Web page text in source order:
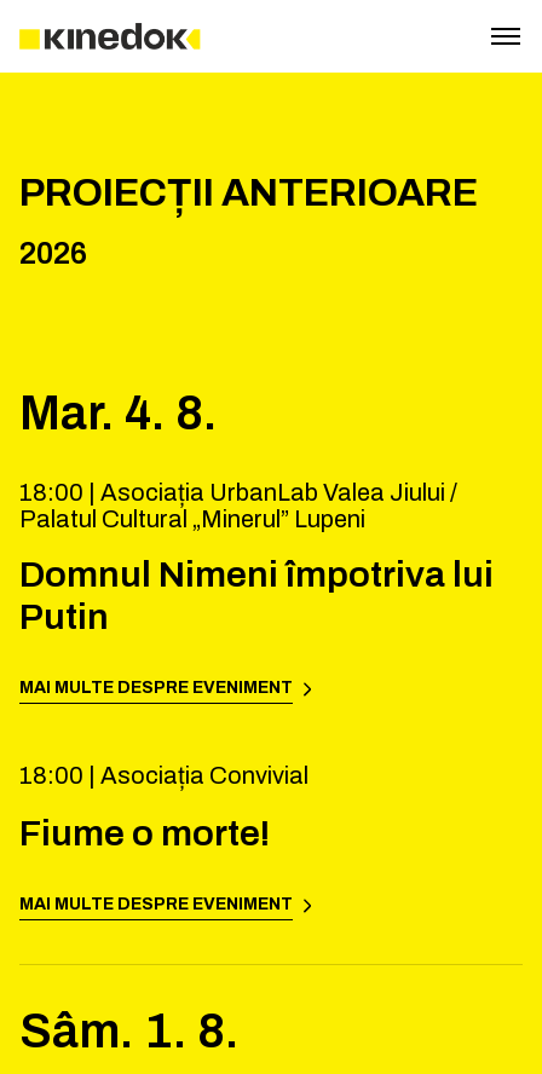
PROIECȚII ANTERIOARE
2026
Mar. 4. 8.
18:00 | Asociația UrbanLab Valea Jiului /
Palatul Cultural „Minerul” Lupeni
Domnul Nimeni împotriva lui
Putin
MAI MULTE DESPRE EVENIMENT
18:00 | Asociația Convivial
Fiume o morte!
MAI MULTE DESPRE EVENIMENT
Sâm. 1. 8.